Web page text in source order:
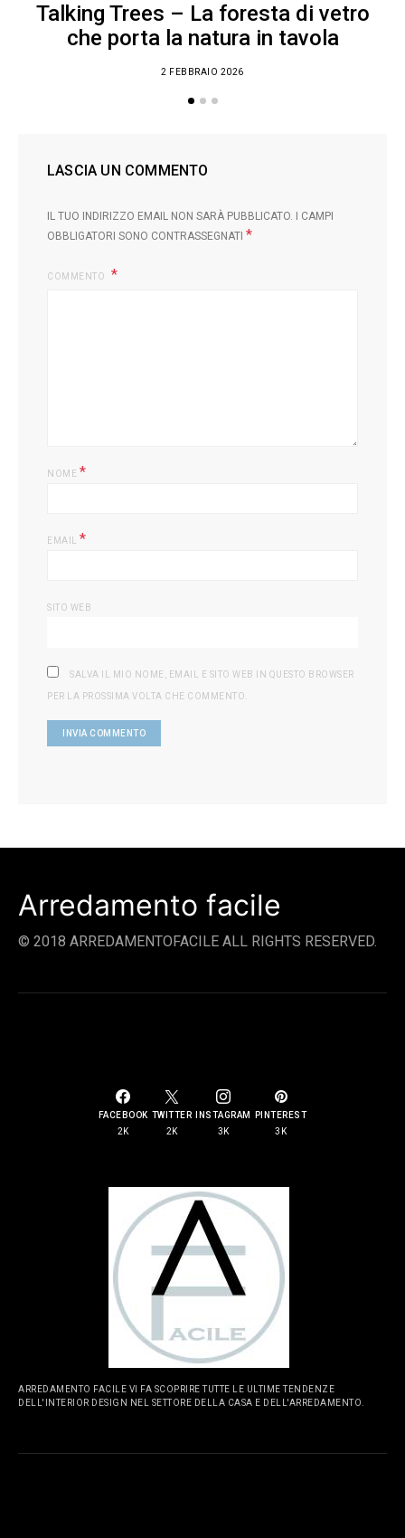
Talking Trees – La foresta di vetro
che porta la natura in tavola
2 FEBBRAIO 2026
LASCIA UN COMMENTO
IL TUO INDIRIZZO EMAIL NON SARÀ PUBBLICATO.
I CAMPI
OBBLIGATORI SONO CONTRASSEGNATI *
COMMENTO
NOME *
EMAIL *
SITO WEB
SALVA IL MIO NOME, EMAIL E SITO WEB IN QUESTO BROWSER
PER LA PROSSIMA VOLTA CHE COMMENTO.
Arredamento facile
© 2018 ARREDAMENTOFACILE ALL RIGHTS RESERVED.
FACEBOOK
2K
TWITTER
2K
INSTAGRAM
3K
PINTEREST
3K
ARREDAMENTO FACILE VI FA SCOPRIRE TUTTE LE ULTIME TENDENZE
DELL'INTERIOR DESIGN NEL SETTORE DELLA CASA E DELL'ARREDAMENTO.